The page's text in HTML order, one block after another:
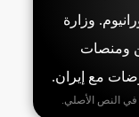
وزارة
على 4 إيرانيين ومنصات
مع إيران.
النص الأصلي.